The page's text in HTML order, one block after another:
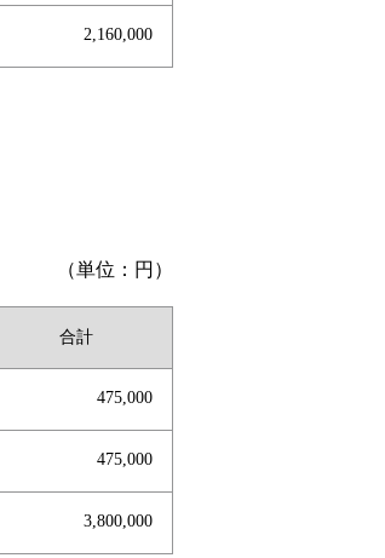
2,160,000
（単位：円）
合計
475,000
475,000
3,800,000